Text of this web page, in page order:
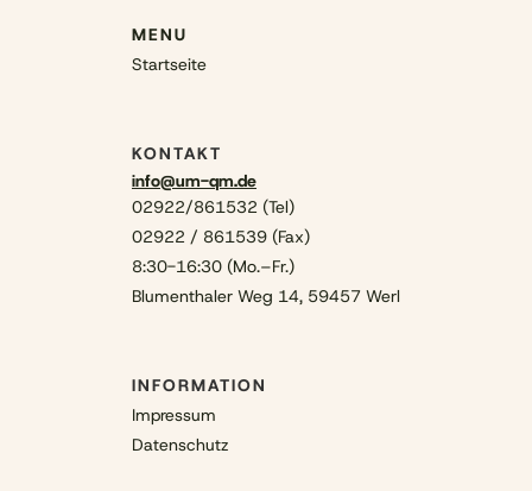
MENU
Startseite
KONTAKT
info@um-qm.de
02922/861532 (Tel)
02922 / 861539 (Fax)
8:30-16:30 (Mo.–Fr.)
Blumenthaler Weg 14, 59457 Werl
INFORMATION
Impressum
Datenschutz